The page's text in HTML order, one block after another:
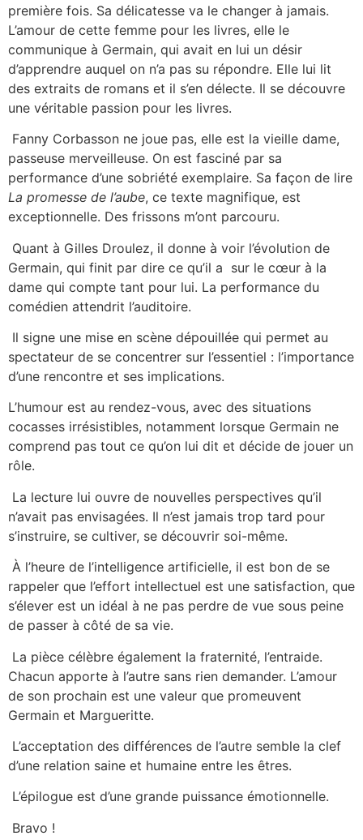
première fois. Sa délicatesse va le changer à jamais.
L’amour de cette femme pour les livres, elle le
communique à Germain, qui avait en lui un désir
d’apprendre auquel on n’a pas su répondre. Elle lui lit
des extraits de romans et il s’en délecte. Il se découvre
une véritable passion pour les livres.
Fanny Corbasson ne joue pas, elle est la vieille dame,
passeuse merveilleuse. On est fasciné par sa
performance d’une sobriété exemplaire. Sa façon de lire
La promesse de l’aube, ce texte magnifique, est
exceptionnelle. Des frissons m’ont parcouru.
Quant à Gilles Droulez, il donne à voir l’évolution de
Germain, qui finit par dire ce qu’il a sur le cœur à la
dame qui compte tant pour lui. La performance du
comédien attendrit l’auditoire.
Il signe une mise en scène dépouillée qui permet au
spectateur de se concentrer sur l’essentiel : l’importance
d’une rencontre et ses implications.
L’humour est au rendez-vous, avec des situations
cocasses irrésistibles, notamment lorsque Germain ne
comprend pas tout ce qu’on lui dit et décide de jouer un
rôle.
La lecture lui ouvre de nouvelles perspectives qu’il
n’avait pas envisagées. Il n’est jamais trop tard pour
s’instruire, se cultiver, se découvrir soi-même.
À l’heure de l’intelligence artificielle, il est bon de se
rappeler que l’effort intellectuel est une satisfaction, que
s’élever est un idéal à ne pas perdre de vue sous peine
de passer à côté de sa vie.
La pièce célèbre également la fraternité, l’entraide.
Chacun apporte à l’autre sans rien demander. L’amour
de son prochain est une valeur que promeuvent
Germain et Margueritte.
L’acceptation des différences de l’autre semble la clef
d’une relation saine et humaine entre les êtres.
L’épilogue est d’une grande puissance émotionnelle.
Bravo !